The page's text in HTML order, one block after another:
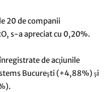
20 de companii
s-a apreciat cu 0,20%.
de acţiunile
Bucureşti (+4,88%) şi